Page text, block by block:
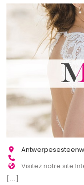
Visitez notre site
[...]